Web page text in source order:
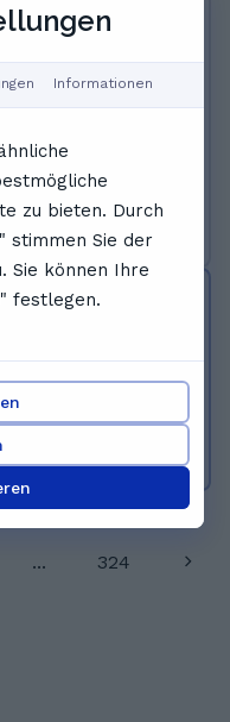
ich bin 21
in Hannover.
beschäftige
mit letzteren. Ich
Studiums
gegeben. Meine
Sport, Kochen
inkl.
... 324
Informationen
zu bieten. Durch
stimmen Sie der
Sie können Ihre
festlegen.